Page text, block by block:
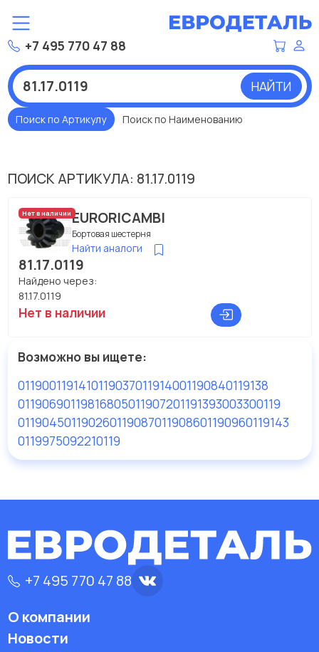
+7 495 770 47 88
НАЙТИ
Поиск по Артикулу Поиск по Наименованию
ПОИСК АРТИКУЛА: 81.17.0119
Нет в наличииEURORICAMBI
Бортовая шестерня
Найти аналоги
81.17.0119
Найдено через:
81.17.0119
Нет в наличии
Возможно вы ищете:
0119001191410119037011914001190840119138
01190690119816805011907201191393003300119
011904501190260119087011908601190960119143
0119975092210119
+7 495 770 47 88
О компании
Новости